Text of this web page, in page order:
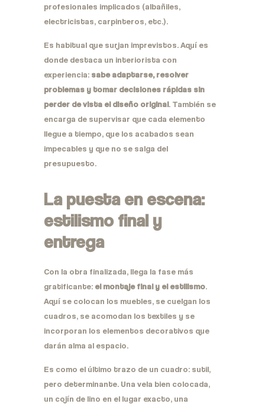
profesionales implicados (albañiles,
electricistas, carpinteros, etc.).
Es habitual que surjan imprevistos. Aquí es
donde destaca un interiorista con
experiencia: sabe adaptarse, resolver
problemas y tomar decisiones rápidas sin
perder de vista el diseño original. También se
encarga de supervisar que cada elemento
llegue a tiempo, que los acabados sean
impecables y que no se salga del
presupuesto.
La puesta en escena:
estilismo final y
entrega
Con la obra finalizada, llega la fase más
gratificante: el montaje final y el estilismo.
Aquí se colocan los muebles, se cuelgan los
cuadros, se acomodan los textiles y se
incorporan los elementos decorativos que
darán alma al espacio.
Es como el último trazo de un cuadro: sutil,
pero determinante. Una vela bien colocada,
un cojín de lino en el lugar exacto, una